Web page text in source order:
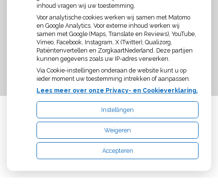
Uw Zorg Online|Beheer
Bezoek
facebook
Cookie-instellingen
inhoud vragen wij uw toestemming.
Voor analytische cookies werken wij samen met Matomo
en Google Analytics. Voor externe inhoud werken wij
samen met Google (Maps, Translate en Reviews), YouTube,
Vimeo, Facebook, Instagram, X (Twitter), Qualizorg,
Patiëntenvertellen en ZorgkaartNederland. Deze partijen
kunnen gegevens zoals uw IP-adres verwerken.
Via Cookie-instellingen onderaan de website kunt u op
ieder moment uw toestemming intrekken of aanpassen.
Lees meer over onze Privacy- en Cookieverklaring.
Instellingen
Weigeren
Accepteren